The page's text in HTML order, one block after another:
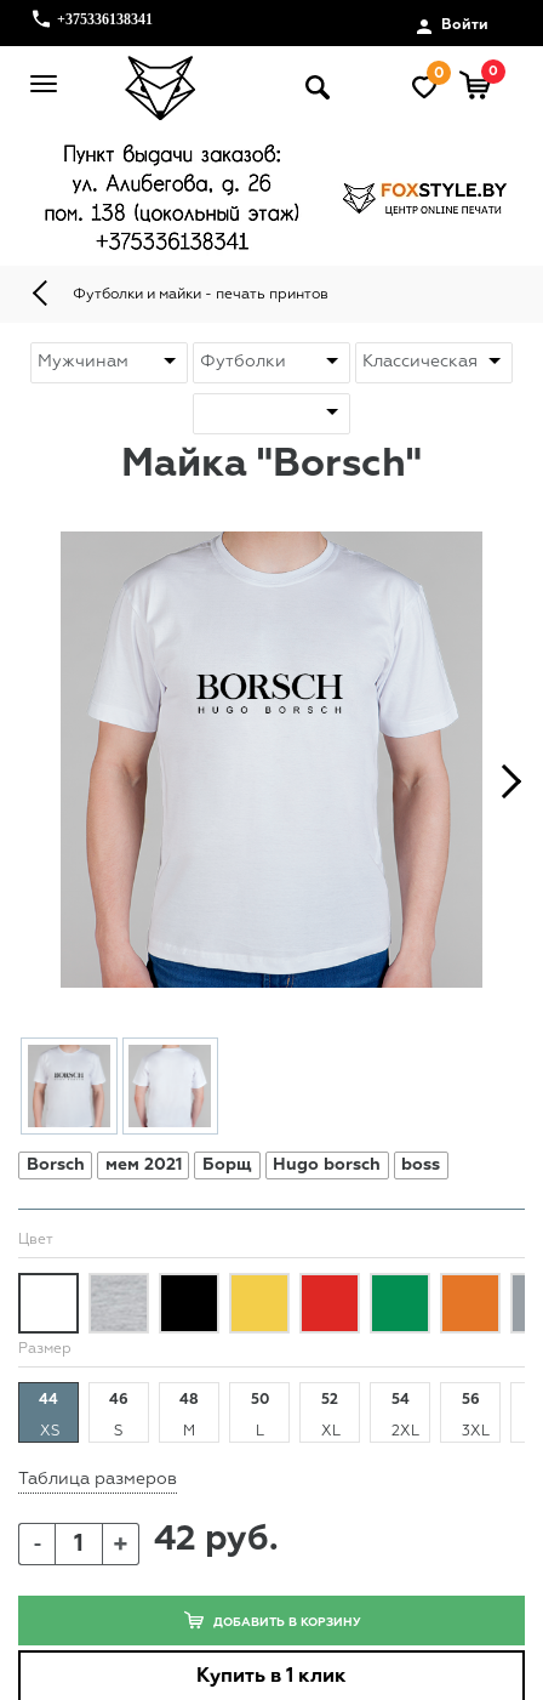
+375336138341 Войти
0 0
Футболки и майки - печать принтов
Майка "Borsch"
Borsch мем 2021 Борщ Hugo borsch boss
Цвет
Размер
44
XS
46
S
48
M
50
L
52
XL
54
2XL
56
3XL
Таблица размеров
- + 42 руб.
ДОБАВИТЬ В КОРЗИНУ
Купить в 1 клик